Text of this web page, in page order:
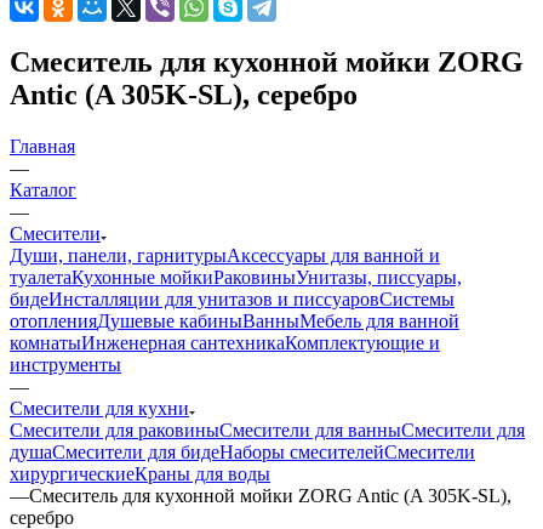
Смеситель для кухонной мойки ZORG
Antic (A 305K-SL), серебро
Главная
—
Каталог
—
Смесители
Души, панели, гарнитурыАксессуары для ванной и
туалетаКухонные мойкиРаковиныУнитазы, писсуары,
бидеИнсталляции для унитазов и писсуаровСистемы
отопленияДушевые кабиныВанныМебель для ванной
комнатыИнженерная сантехникаКомплектующие и
инструменты
—
Смесители для кухни
Смесители для раковиныСмесители для ванныСмесители для
душаСмесители для бидеНаборы смесителейСмесители
хирургическиеКраны для воды
—Смеситель для кухонной мойки ZORG Antic (A 305K-SL),
серебро